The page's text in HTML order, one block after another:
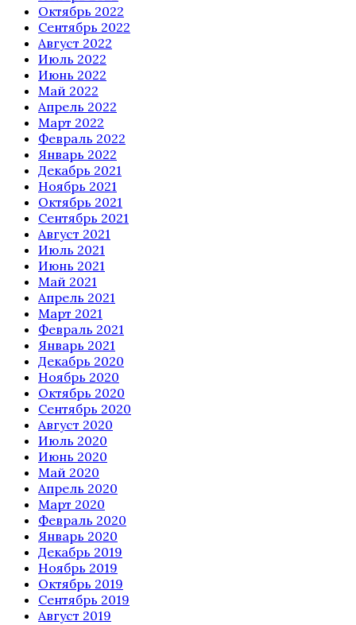
Октябрь 2022
Сентябрь 2022
Август 2022
Июль 2022
Июнь 2022
Май 2022
Апрель 2022
Март 2022
Февраль 2022
Январь 2022
Декабрь 2021
Ноябрь 2021
Октябрь 2021
Сентябрь 2021
Август 2021
Июль 2021
Июнь 2021
Май 2021
Апрель 2021
Март 2021
Февраль 2021
Январь 2021
Декабрь 2020
Ноябрь 2020
Октябрь 2020
Сентябрь 2020
Август 2020
Июль 2020
Июнь 2020
Май 2020
Апрель 2020
Март 2020
Февраль 2020
Январь 2020
Декабрь 2019
Ноябрь 2019
Октябрь 2019
Сентябрь 2019
Август 2019